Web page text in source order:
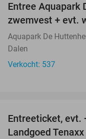
Entree Aquapark
zwemvest + evt.
Aquapark De
Dalen
Verkocht: 537
Entreeticket, evt.
Landgoed Tenaxx